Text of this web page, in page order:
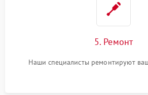
5. Ремонт
Наши специалисты ремонтируют